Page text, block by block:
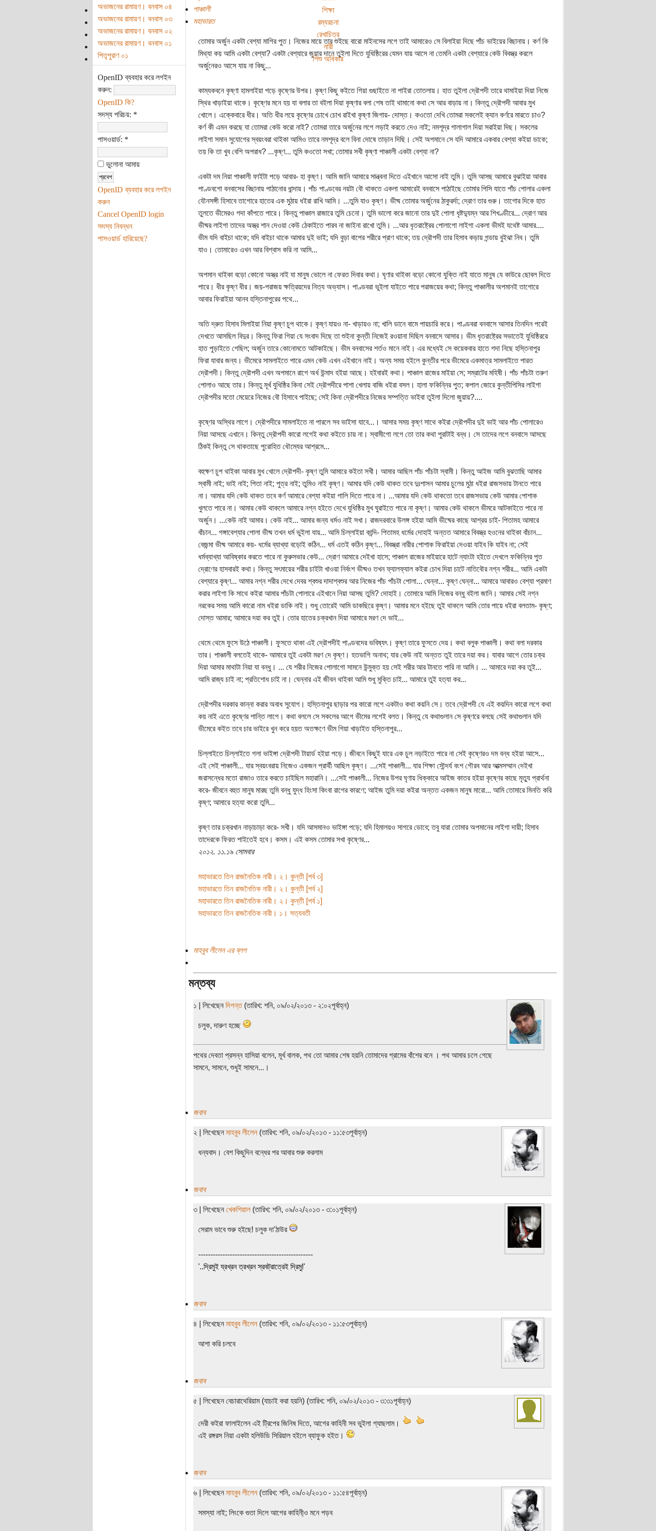
শিক্ষা
রম্যরচনা
রেখাচিত্র
নারী
শিশু অধিকার
অভাজনের রামায়ণ। বনবাস ০৪
অভাজনের রামায়ণ। বনবাস ০৩
অভাজনের রামায়ণ। বনবাস ০২
অভাজনের রামায়ণ। বনবাস ০১
পিতৃপুরাণ ০১
OpenID ব্যবহার করে লগইন
করুন:
OpenID কি?
সদস্য পরিচয়: *
পাসওয়ার্ড: *
ভুলোনা আমায়
OpenID ব্যবহার করে লগইন
করুন
Cancel OpenID login
সদস্য নিবন্ধন
পাসওয়ার্ড হারিয়েছে?
পাঞ্চালী
মহাভারত
তোমার অর্জুন একটা বেশ্যা মাগির পুত। নিজের মায়ে তার শুইছে বারো মাইনসের লগে তাই আমারেও সে বিলাইয়া দিছে পাঁচ ভাইয়ের বিছানায়। কর্ণ কি
মিথ্যা কয় আমি একটা বেশ্যা? একটা বেশ্যারে জুয়ার দানে তুইলা দিতে যুধিষ্ঠিরের যেমন যায় আসে না তেমনি একটা বেশ্যারে কেউ বিবস্ত্র করলে
অর্জুনেরও আসে যায় না কিছু...
কাম্যকবনে কৃষ্ণা হামলাইয়া পড়ে কৃষ্ণের উপর। কৃষ্ণ কিছু কইতে গিয়া গুছাইতে না পাইরা তোতলায়। হাত তুইলা দ্রৌপদী তারে থামাইয়া দিয়া নিজে
স্থির খাড়াইয়া থাকে। কৃষ্ণের মনে হয় যা বলার তা বইলা দিয়া কৃষ্ণার বলা শেষ তাই থামানো কথা সে আর বাড়ায় না। কিন্তু দ্রৌপদী আবার মুখ
খোলে। এক্কেবারে ধীর। অতি ধীর লয়ে কৃষ্ণের চোখে চোখ রাইখা কৃষ্ণা জিগায়- দোস্ত। কওতো দেখি তোমরা সকলেই ক্যান কর্ণরে মারতে চাও?
কর্ণ কী এমন করছে যা তোমরা কেউ করো নাই? তোমরা তারে অর্জুনের লগে লড়াই করতে দেও নাই; নমশূদ্র গালাগাল দিয়া সরাইয়া দিছ। সকলের
লাইগা সমান সুযোগের স্বয়ংবরা থাইকা আমিও তারে নমশূদ্র বলে বিনা দোষে তাড়ান দিছি। সেই অপমানে সে যদি আমারে একবার বেশ্যা কইয়া ডাকে;
তয় কি তা খুব বেশি অপরাধ? ...কৃষ্ণ... তুমি কওতো সখা; তোমার সখী কৃষ্ণা পাঞ্চালী একটা বেশ্যা না?
একটা দম নিয়া পাঞ্চালী ফাইটা পড়ে আবার- হা কৃষ্ণ। আমি জানি আমারে সান্ত্বনা দিতে এইখানে আসো নাই তুমি। তুমি আসছ আমারে বুঝাইয়া আবার
পাণ্ডবগো বনবাসের বিছানায় পাঠানোর ধান্দায়। পাঁচ পাণ্ডবের নয়টা বৌ থাকতে একলা আমারেই বনবাসে পাঠাইছে তোমার পিসি যাতে পাঁচ পোলার একলা
যৌনসঙ্গী হিসাবে তাগোরে হাতের এক মুঠায় ধইরা রাখি আমি। ...তুমি যাও কৃষ্ণ। ভীষ্ম তোমার অর্জুনের ঠাকুরর্দা; দ্রোণ তার গুরু। তাগোর দিকে হাত
তুলতে ভীমেরও গদা কাঁপতে পারে। কিন্তু পাঞ্চাল রাজারে তুমি চেনো। তুমি ভালো করে জানো তার দুই পোলা ধৃষ্টদ্যুম্ন আর শিখণ্ডীরে... দ্রোণ আর
ভীষ্মর লাইগা তাদের অস্ত্র শান দেওয়া কেউ ঠেকাইতে পারব না জাইনা রাখো তুমি। ...আর ধৃতরাষ্ট্রের পোলাগো লাইগা একলা ভীমই যথেষ্ট আমার....
ভীম যদি বাইচা থাকে; যদি বাইচা থাকে আমার দুই ভাই; যদি বুড়া বাপের শরীরে প্রাণ থাকে; তয় দ্রৌপদী তার হিসাব কড়ায় গন্ডায় বুইঝা নিব। তুমি
যাও। তোমারেও এখন আর বিশ্বাস করি না আমি...
অপমান থাইকা বড়ো কোনো অস্ত্র নাই যা মানুষ ভোলে না ফেরত দিবার কথা। ঘৃণার থাইকা বড়ো কোনো যুক্তি নাই যাতে মানুষ যে কাউরে ছোবল দিতে
পারে। ধীর কৃষ্ণ ধীর। জয়-পরাজয় ক্ষত্রিয়দের নিত্য অভ্যাস। পাণ্ডবরা ভুইলা যাইতে পারে পরাজয়ের কথা; কিন্তু পাঞ্চালীর অপমানই তাগোরে
আবার ফিরাইয়া আনব হস্তিনাপুরের পথে...
অতি দ্রুত হিসাব মিলাইয়া নিয়া কৃষ্ণ চুপ থাকে। কৃষ্ণ যায়ও না- খাড়ায়ও না; খালি ডানে বামে পায়চারি করে। পাণ্ডবরা বনবাসে আসার তিনদিন পরেই
দেখতে আসছিল বিদুর। কিন্তু ফিরা গিয়া যে সংবাদ দিছে তা শুইনা কুন্তী নিজেই রওয়ানা দিছিল বনবাসে আসার। ভীম ধৃতরাষ্ট্রের সভাতেই যুধিষ্ঠিররে
হাত পুড়াইতে গেছিল; অর্জুন তারে কোনোমতে আটকাইছে। ভীম বনবাসের শর্তও মানে নাই। এর মধ্যেই সে কয়েকবার হাতে গদা নিছে হস্তিনাপুর
ফিরা যাবার জন্য। ভীমেরে সামলাইতে পারে এমন কেউ এখন এইখানে নাই। অন্য সময় হইলে কুন্তীর পরে ভীমেরে একমাত্র সামলাইতে পারত
দ্রৌপদী। কিন্তু দ্রৌপদী এখন অপমানে রাগে অর্ধ উন্মাদ হইয়া আছে। হইবারই কথা। পাঞ্চাল রাজের মাইয়া সে; সম্রাটের মহিষী। পাঁচ পাঁচটা তরুণ
পোলাও আছে তার। কিন্তু মূর্খ যুধিষ্ঠির কিনা সেই দ্রৌপদীরে পাশা খেলায় বাজি ধইরা বসল। হালা ফকিন্নির পুত; কপাল জোরে কুন্তীপিসির লাইগা
দ্রৌপদীর মতো মেয়েরে নিজের বৌ হিসাবে পাইছে; সেই কিনা দ্রৌপদীরে নিজের সম্পত্তি ভাইবা তুইলা দিলো জুয়ায়?....
কৃষ্ণের অস্থির লাগে। দ্রৌপদীরে সামলাইতে না পারলে সব ভাইসা যাবে...। আসার সময় কৃষ্ণ সাথে কইরা দ্রৌপদীর দুই ভাই আর পাঁচ পোলারেও
নিয়া আসছে এখানে। কিন্তু দ্রৌপদী কারো লগেই কথা কইতে চায় না। স্বামীগো লগে তো তার কথা পুরাটাই বন্ধ। সে তাদের লগে বনবাসে আসছে
ঠিকই কিন্তু সে থাকতাছে পুরোহিত ধৌম্যের আশ্রমে...
বহুক্ষণ চুপ থাইকা আবার মুখ খোলে দ্রৌপদী- কৃষ্ণ তুমি আমারে কইতা সখী। আমার আছিল পাঁচ পাঁচটা স্বামী। কিন্তু আইজ আমি বুঝতাছি আমার
স্বামী নাই; ভাই নাই; পিতা নাই; পুত্র নাই; তুমিও নাই কৃষ্ণ। আমার যদি কেউ থাকত তবে দুঃশাসন আমার চুলের মুঠা ধইরা রাজসভায় টানতে পারে
না। আমার যদি কেউ থাকত তবে কর্ণ আমারে বেশ্যা কইয়া গালি দিতে পারে না। ...আমার যদি কেউ থাকতো তবে রাজসভায় কেউ আমার পোশাক
খুলতে পারে না। আমার কেউ থাকলে আমারে নগ্ন হইতে দেখে যুধিষ্ঠির মুখ ঘুরাইতে পারে না কৃষ্ণ। আমার কেউ থাকলে ভীমরে আটকাইতে পারে না
অর্জুন। ...কেউ নাই আমার। কেউ নাই... আমার জন্য ধর্মও নাই সখা। রাজদরবারে উলঙ্গ হইয়া আমি ভীষ্মের কাছে আশ্রয় চাই- পিতামহ আমারে
বাঁচান... গঙ্গাবেশ্যার পোলা ভীষ্ম তখন ধর্ম ভুইলা যায়... আমি চিল্লাইয়া কান্দি- পিতামহ ধর্মের দোহাই অন্তত আমারে বিবস্ত্র হওনের থাইকা বাঁচান...
বেজন্মা ভীষ্ম আমারে কয়- ধর্মের ব্যাখ্যা বড়োই কঠিন... ধর্ম এতই কঠিন কৃষ্ণ... বিবস্ত্রা নারীর পোশাক ফিরাইয়া দেওয়া যাইব কি যাইব না; সেই
ধর্মব্যাখ্যা আবিষ্কার করতে পারে না কুরুসভার কেউ... দ্রোণ আমারে দেইখা হাসে; পাঞ্চাল রাজের মাইয়ারে হাটে ন্যাংটা হইতে দেখলে ফকিন্নির পুত
দ্রোণের হাসবারই কথা। কিন্তু সৎমায়ের শরীর চাইটা খাওয়া নির্বংশ ভীষ্মও তখন ফ্যালফ্যাল কইরা চোখ দিয়া চাটে নাতিবৌর নগ্ন শরীর... আমি একটা
বেশ্যারে কৃষ্ণ... আমার নগ্ন শরীর দেখে দেবর শ্বশুর দাদাশ্বশুর আর নিজের পাঁচ পাঁচটা পোলা... ঘেন্না... কৃষ্ণ ঘেন্না... আমারে আবারও বেশ্যা প্রমাণ
করার লাইগা কি সাথে কইরা আমার পাঁচটা পোলারে এইখানে নিয়া আসছ তুমি? দোহাই। তোমারে আমি নিজের বন্ধু বইলা জানি। আমার সেই নগ্ন
নরকের সময় আমি কারো নাম ধইরা ডাকি নাই। শুধু তোরেই আমি ডাকছিরে কৃষ্ণ। আমার মনে হইছে তুই থাকলে আমি তোর পায়ে ধইরা বলতাম- কৃষ্ণ;
দোস্ত আমার; আমারে দয়া কর তুই। তোর হাতের চক্রখান দিয়া আমারে মরণ দে ভাই...
থেমে থেমে ফুসে উঠে পাঞ্চালী। ফুসতে থাকা এই দ্রৌপদীই পাণ্ডবদের ভবিষ্যৎ। কৃষ্ণ তারে ফুসতে দেয়। কথা বলুক পাঞ্চালী। কথা বলা দরকার
তার। পাঞ্চালী বলতেই থাকে- আমারে তুই একটা মরণ দে কৃষ্ণ। হতভাগি অনাথ; যার কেউ নাই অন্তত তুই তারে দয়া কর। যাবার আগে তোর চক্র
দিয়া আমার মাথাটা নিয়া যা বন্ধু। ... যে শরীর নিজের পোলাগো সামনে উন্মুক্ত হয় সেই শরীর আর টানতে পারি না আমি। ... আমারে দয়া কর তুই...
আমি রাজ্য চাই না; প্রতিশোধ চাই না। ঘেন্নার এই জীবন থাইকা আমি শুধু মুক্তি চাই... আমারে তুই হত্যা কর...
দ্রৌপদীর দরকার কান্না করার অবাধ সুযোগ। হস্তিনাপুর ছাড়ার পর কারো লগে একটাও কথা কয়নি সে। তবে দ্রৌপদী যে এই কয়দিন কারো লগে কথা
কয় নাই এতে কৃষ্ণের শান্তি লাগে। কথা বললে সে সকলের আগে ভীমের লগেই বলত। কিন্তু যে কথাগুলান সে কৃষ্ণরে বলছে সেই কথাগুলান যদি
ভীমেরে কইত তবে চার ভাইরে খুন করে হয়ত অতক্ষণে ভীম গিয়া খাড়াইত হস্তিনাপুর...
চিল্লাইতে চিল্লাইতে গলা ভাইঙ্গা দ্রৌপদী টায়ার্ড হইয়া পড়ে। জীবনে কিছুই যারে এক চুল নড়াইতে পারে না সেই কৃষ্ণেরও দম বন্ধ হইয়া আসে...
এই সেই পাঞ্চালী... যার স্বয়ংবরায় নিজেও একজন প্রার্থী আছিল কৃষ্ণ। ...সেই পাঞ্চালী... যার শিক্ষা সৌন্দর্য বংশ গৌরব আর আত্মসম্মান দেইখা
জরাসন্ধের মতো রাজাও তারে করতে চাইছিল মহারানি। ...সেই পাঞ্চালী... নিজের উপর ঘৃণায় ধিক্কারে আইজ কাতর হইয়া কৃষ্ণের কাছে মৃত্যু প্রার্থনা
করে- জীবনে বহুত মানুষ মারছ তুমি বন্ধু যুদ্ধ হিংসা কিংবা রাগের কারণে; আইজ তুমি দয়া কইরা অন্তত একজন মানুষ মারো... আমি তোমারে মিনতি করি
কৃষ্ণ; আমারে হত্যা করো তুমি...
কৃষ্ণ তার চক্রখান নাড়াচাড়া করে- সখী। যদি আসমানও ভাইঙ্গা পড়ে; যদি হিমালয়ও সাগরে ডোবে; তবু যারা তোমার অপমানের লাইগা দায়ী; হিসাব
তাদেরকে ফিরত পাইতেই হবে। কসম। এই কসম তোমার সখা কৃষ্ণের...
২০১২. ১১.১৯ সোমবার
মহাভারতে তিন রাজনৈতিক নারী। ২। কুন্তী [পর্ব ৩]
মহাভারতে তিন রাজনৈতিক নারী। ২। কুন্তী [পর্ব ২]
মহাভারতে তিন রাজনৈতিক নারী। ২। কুন্তী [পর্ব ১]
মহাভারতে তিন রাজনৈতিক নারী। ১। সত্যবতী
মাহবুব লীলেন এর ব্লগ
মন্তব্য
১ | লিখেছেন দিগন্ত(তারিখ: শনি, ০৯/০২/২০১৩ - ২:০২পূর্বাহ্ন)
চলুক, দারুণ হচ্ছে
পথের দেবতা প্রসন্ন হাসিয়া বলেন, মূর্খ বালক, পথ তো আমার শেষ হয়নি তোমাদের গ্রামের বাঁশের বনে । পথ আমার চলে গেছে
সামনে, সামনে, শুধুই সামনে...।
জবাব
২ | লিখেছেন মাহবুব লীলেন(তারিখ: শনি, ০৯/০২/২০১৩ - ১১:৫৩পূর্বাহ্ন)
ধন্যবাদ। বেশ কিছুদিন বন্ধের পর আবার শুরু করলাম
জবাব
৩ | লিখেছেন খেকশিয়াল(তারিখ: শনি, ০৯/০২/২০১৩ - ৩:০১পূর্বাহ্ন)
সেরাম ভাবে শুরু হইছে! চলুক দা'ঠাউর
-----------------------------------------------
'..দ্রিমুই য্রখ্রন ত্রখ্রন স্রবট্রাত্রেই দ্রিমু!'
জবাব
৪ | লিখেছেন মাহবুব লীলেন(তারিখ: শনি, ০৯/০২/২০১৩ - ১১:৫৩পূর্বাহ্ন)
আশা করি চলবে
জবাব
৫ | লিখেছেন বেচারাথেরিয়াম (যাচাই করা হয়নি) (তারিখ: শনি, ০৯/০২/২০১৩ - ৩:৩১পূর্বাহ্ন)
দেরী কইরা ফালাইলেন এই ট্রিপের জিনিষ দিতে, আগের কাহিনী সব ভুইলা গ্যাছলাম।
এই রঙ্গরস নিয়া একটা হলিউডি সিরিয়াল হইলে ব্যাফুক হইত।
জবাব
৬ | লিখেছেন মাহবুব লীলেন(তারিখ: শনি, ০৯/০২/২০১৩ - ১১:৫৪পূর্বাহ্ন)
সমস্যা নাই; লিংকে গুতা দিলে আগের কাহিনী্ও মনে পড়ব